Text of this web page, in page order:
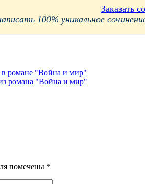
Заказать
100% уникальное
в романе "Война и мир"
романа "Война и мир"
помечены *